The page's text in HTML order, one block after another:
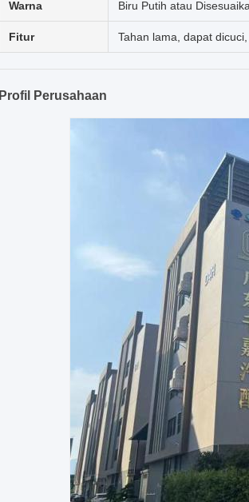
Warna Biru Putih atau
Fitur Tahan lama, dapat
Profil Perusahaan